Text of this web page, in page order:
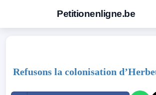
Petitionenligne.be
Refusons la colonisation